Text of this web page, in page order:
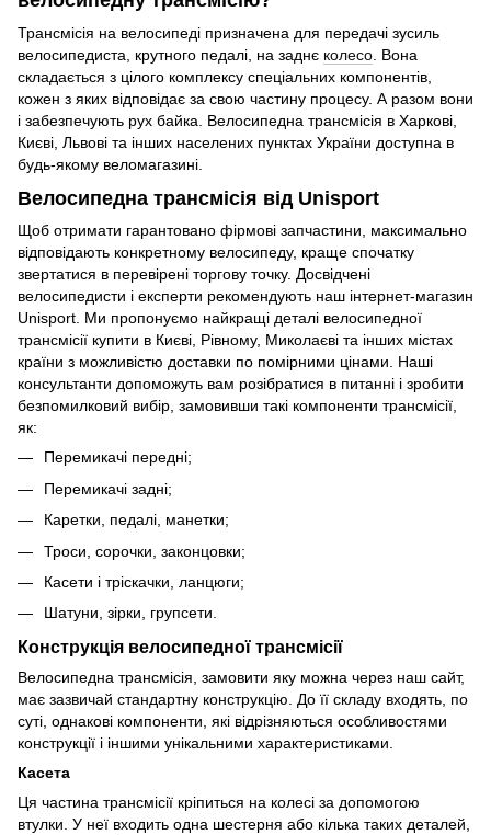
Трансмісія на велосипеді призначена для передачі зусиль
велосипедиста, крутного педалі, на заднє колесо . Вона
складається з цілого комплексу спеціальних компонентів,
кожен з яких відповідає за свою частину процесу. А разом вони
і забезпечують рух байка. Велосипедна трансмісія в Харкові,
Києві, Львові та інших населених пунктах України доступна в
будь-якому веломагазині.
Велосипедна трансмісія від Unisport
Щоб отримати гарантовано фірмові запчастини, максимально
відповідають конкретному велосипеду, краще спочатку
звертатися в перевірені торгову точку. Досвідчені
велосипедисти і експерти рекомендують наш інтернет-магазин
Unisport. Ми пропонуємо найкращі деталі велосипедної
трансмісії купити в Києві, Рівному, Миколаєві та інших містах
країни з можливістю доставки по помірними цінами. Наші
консультанти допоможуть вам розібратися в питанні і зробити
безпомилковий вибір, замовивши такі компоненти трансмісії,
як:
Перемикачі передні;
Перемикачі задні;
Каретки, педалі, манетки;
Троси, сорочки, законцовки;
Касети і тріскачки, ланцюги;
Шатуни, зірки, групсети.
Конструкція велосипедної трансмісії
Велосипедна трансмісія, замовити яку можна через наш сайт,
має зазвичай стандартну конструкцію. До її складу входять, по
суті, однакові компоненти, які відрізняються особливостями
конструкції і іншими унікальними характеристиками.
Касета
Ця частина трансмісії кріпиться на колесі за допомогою
втулки. У неї входить одна шестерня або кілька таких деталей,